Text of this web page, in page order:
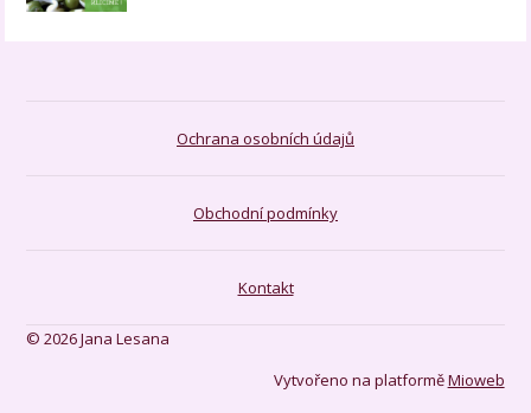
Ochrana osobních údajů
Obchodní podmínky
Kontakt
© 2026 Jana Lesana
Vytvořeno na platforměMioweb